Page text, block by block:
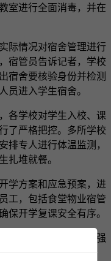
室进行全面消毒，并在
情况对宿舍管理进行
宿管员告诉记者，学校
宿舍要核验身份并检测
员进入学生宿舍。
学校对学生入校、课
了严格把控。多所学校
排专人进行体温监测，
扎堆就餐。
方案和应急预案，进
工，包括食堂物业宿管
保开学复课安全有序。
进一步指导各校加强
科学防控的意识和能